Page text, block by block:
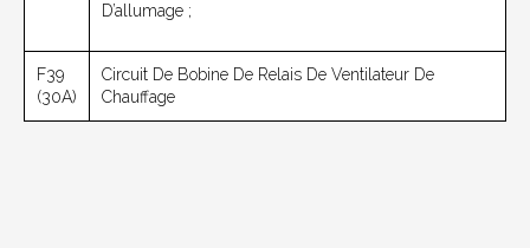
D’allumage ;
F39
(30A)
Circuit De Bobine De Relais De Ventilateur De
Chauffage